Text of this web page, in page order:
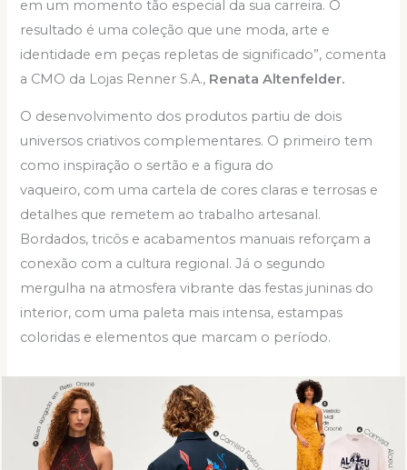
em um momento tão especial da sua carreira. O
resultado é uma coleção que une moda, arte e
identidade em peças repletas de significado”, comenta
a CMO da Lojas Renner S.A., Renata Altenfelder.
O desenvolvimento dos produtos partiu de dois
universos criativos complementares. O primeiro tem
como inspiração o sertão e a figura do
vaqueiro, com uma cartela de cores claras e terrosas e
detalhes que remetem ao trabalho artesanal.
Bordados, tricôs e acabamentos manuais reforçam a
conexão com a cultura regional. Já o segundo
mergulha na atmosfera vibrante das festas juninas do
interior, com uma paleta mais intensa, estampas
coloridas e elementos que marcam o período.